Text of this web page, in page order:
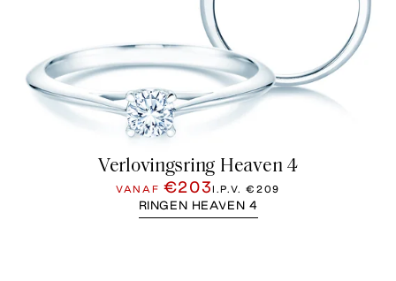
Verlovingsring Heaven 4
VANAF €203I.P.V.€209
RINGEN HEAVEN 4